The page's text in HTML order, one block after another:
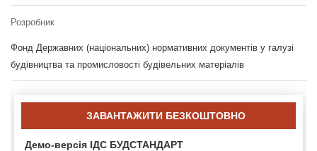
Розробник
Фонд Державних (національних) нормативних документів у галузі
будівництва та промисловості будівельних матеріалів
ЗАВАНТАЖИТИ БЕЗКОШТОВНО
Демо-версія ІДС БУДСТАНДАРТ